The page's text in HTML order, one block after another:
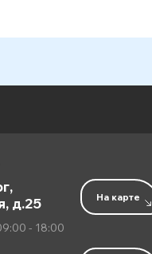
д.25
- 18:00
На карте